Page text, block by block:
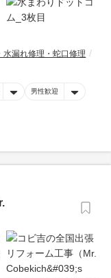
水漏れ修理・蛇口修理
男性歓迎